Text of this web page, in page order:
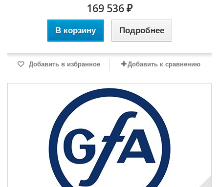
169 536 ₽
В корзину Подробнее
Добавить в избранное Добавить к сравнению